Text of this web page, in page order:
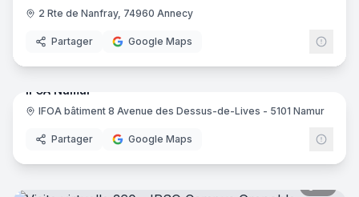
2 Rte de Nanfray, 74960 Annecy
Partager Google Maps
17
IFOA Namur
IFOA bâtiment 8 Avenue des Dessus-de-Lives - 5101 Namur
Partager Google Maps